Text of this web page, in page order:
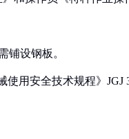
铺设钢板。
用安全技术规程》JGJ